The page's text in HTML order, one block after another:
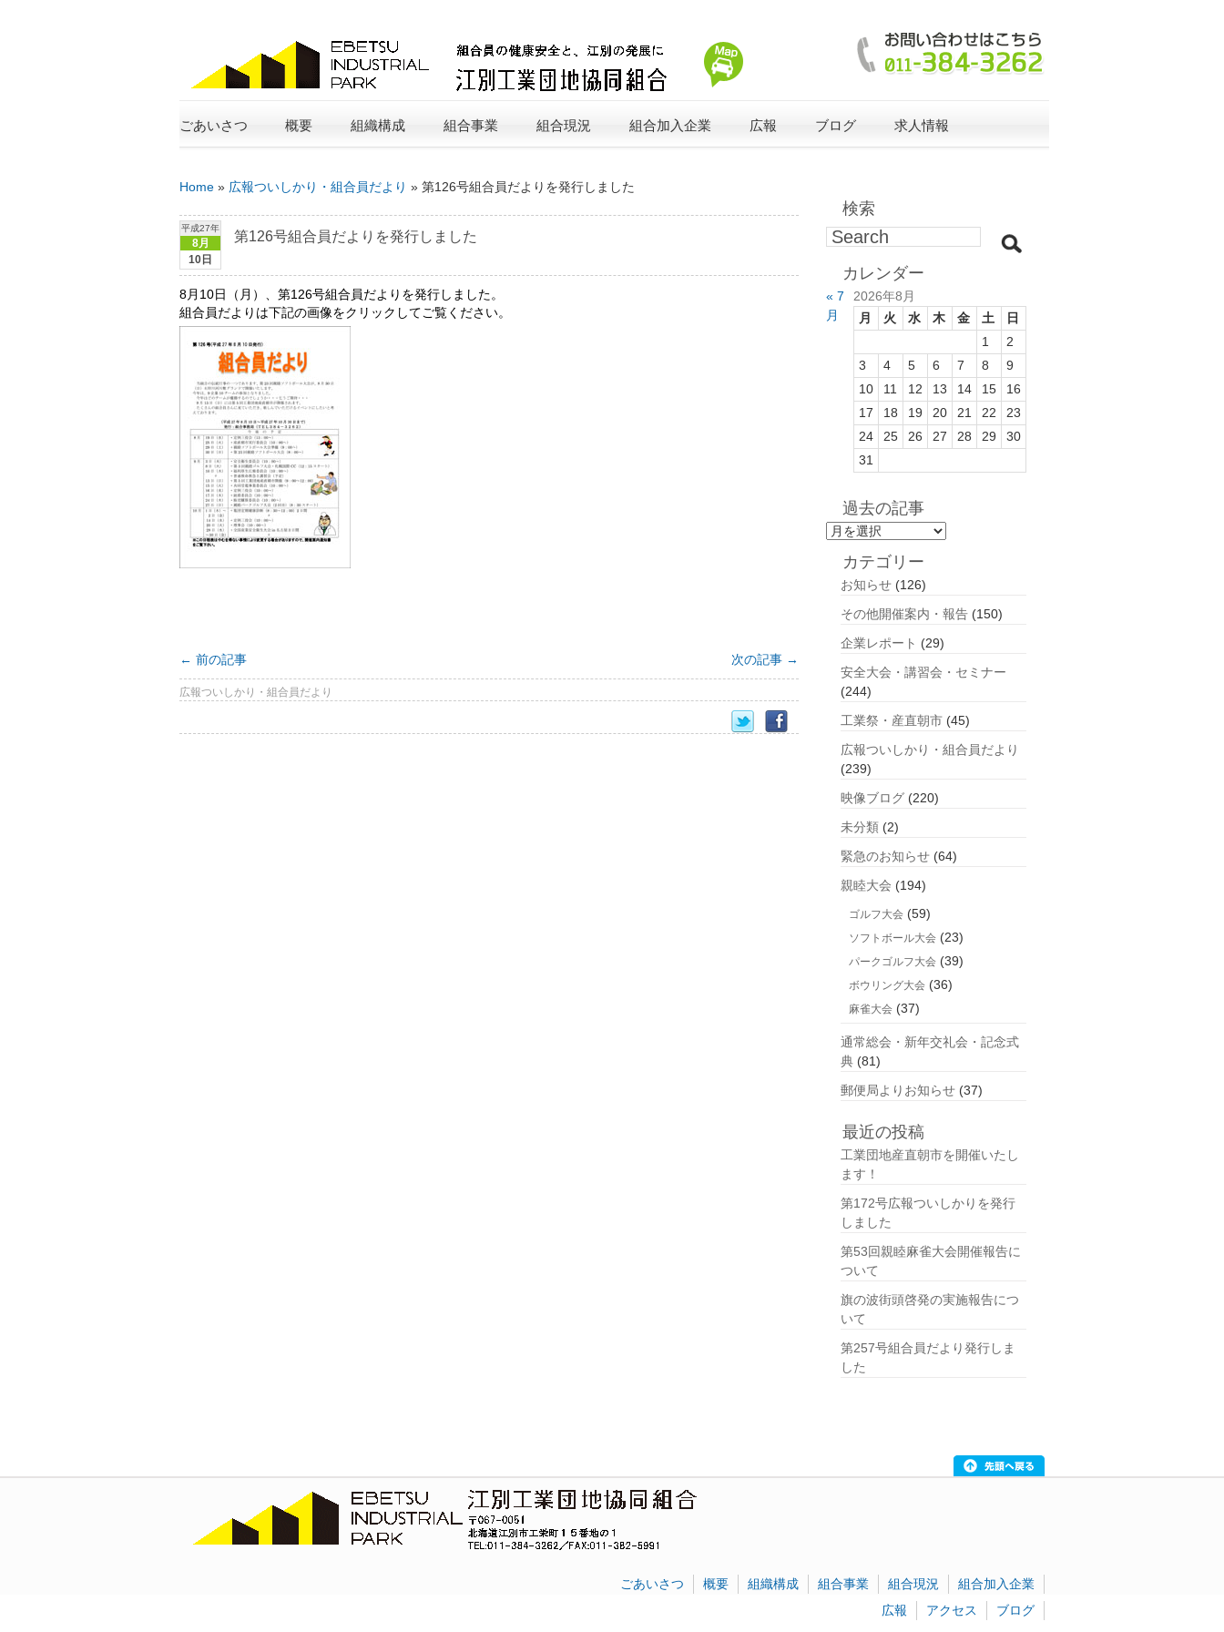
ごあいさつ 概要 組織構成 組合事業 組合現況 組合加入企業 広報 ブログ 求人情報
Home » 広報ついしかり・組合員だより » 第126号組合員だよりを発行しました
平成27年
8月
10日
第126号組合員だよりを発行しました
8月10日（月）、第126号組合員だよりを発行しました。
組合員だよりは下記の画像をクリックしてご覧ください。
← 前の記事 次の記事 →
広報ついしかり・組合員だより
検索
カレンダー
2026年8月
月
火 水 木 金 土
日
1
2
3
4 5 6 7 8
9
10
11 12 13 14 15
16
17
18 19 20 21 22
23
24
25 26 27 28 29
30
31
« 7
月
過去の記事
過
カテゴリー
お知らせ (126)
その他開催案内・報告 (150)
企業レポート (29)
安全大会・講習会・セミナー
(244)
工業祭・産直朝市 (45)
広報ついしかり・組合員だより
(239)
映像ブログ (220)
未分類 (2)
緊急のお知らせ (64)
親睦大会 (194)
ゴルフ大会 (59)
ソフトボール大会 (23)
パークゴルフ大会 (39)
ボウリング大会 (36)
麻雀大会 (37)
通常総会・新年交礼会・記念式
典 (81)
郵便局よりお知らせ (37)
最近の投稿
工業団地産直朝市を開催いたし
ます！
第172号広報ついしかりを発行
しました
第53回親睦麻雀大会開催報告に
ついて
旗の波街頭啓発の実施報告につ
いて
第257号組合員だより発行しま
した
ごあいさつ 概要 組織構成 組合事業 組合現況
組合加入企業
広報
アクセス ブログ